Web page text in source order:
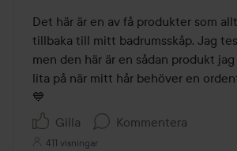
Det här är en av få produkter som
tillbaka till mitt badrumsskåp. Jag
men den här är en sådan produkt
lita på när mitt hår behöver en
💙
Gilla
Kommentera
411 visningar